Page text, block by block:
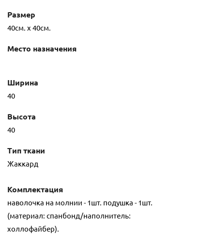
Размер
40см. х 40см.
Место назначения
Ширина
40
Высота
40
Тип ткани
Жаккард
Комплектация
наволочка на молнии - 1шт. подушка - 1шт.
(материал: спанбонд/наполнитель:
холлофайбер).